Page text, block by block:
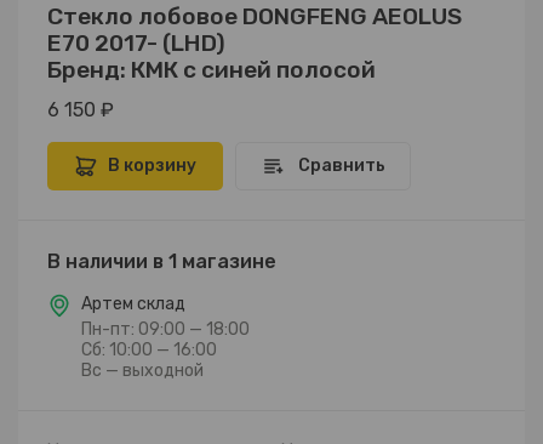
Стекло лобовое DONGFENG AEOLUS
E70 2017- (LHD)
Бренд: КМК с синей полосой
6 150 ₽
В корзину Сравнить
В наличии в 1 магазине
Артем склад
Пн-пт: 09:00 — 18:00
Сб: 10:00 — 16:00
Вс — выходной